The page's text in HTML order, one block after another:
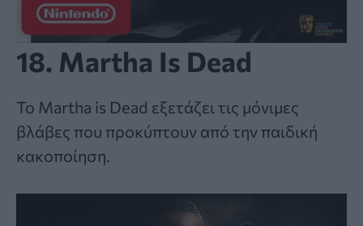
18. Martha Is Dead
Το Martha is Dead εξετάζει τις μόνιμες
βλάβες που προκύπτουν από την παιδική
κακοποίηση.